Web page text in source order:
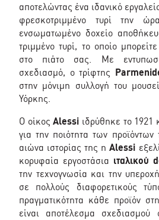
αποτελώντας ένα ιδανικό
φρεσκοτριμμένο τυρί την
ενσωματωμένο δοχείο
τριμμένο τυρί, το οποίο
στο πιάτο σας. Με
σχεδιασμό, ο τρίφτης
στην μόνιμη συλλογή του
Υόρκης.
Ο οίκοςAlessi ιδρύθηκε το
για την ποιότητα των
αιώνα ιστορίας της ηAlessi
κορυφαία εργοστάσια ιταλικού
την τεχνογνωσία και την
σε πολλούς διαφορετικούς
πραγματικότητα κάθε προϊόν
είναι αποτέλεσμα σχεδιασμού